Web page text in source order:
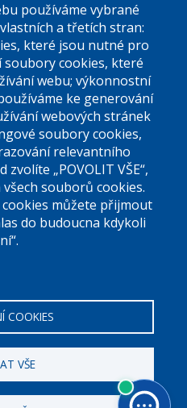
podpisu):
18.00
používáme vybrané
a třetích stran:
které jsou nutné pro
cookies, které
webu; výkonnostní
ke generování
webových stránek
soubory cookies,
relevantního
„POVOLIT VŠE“,
souborů cookies.
můžete přijmout
do budoucna kdykoli
COOKIES
VŠE